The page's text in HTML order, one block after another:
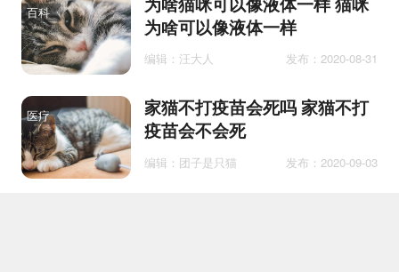
百科
为啥可以像液体一样
编辑：汪大人 发布：2020-08-31
医疗
家猫不打疫苗会死吗 家猫不打
疫苗会不会死
编辑：团子是只猫 发布：2020-09-03